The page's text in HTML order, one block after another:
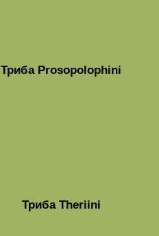
Триба Prosopolophini
Триба Theriini